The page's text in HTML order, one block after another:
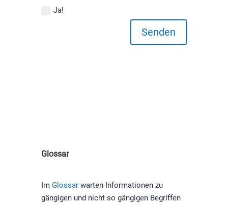
Ja!
Senden
Glossar
Im Glossarwarten Informationen zu
gängigen und nicht so gängigen Begriffen